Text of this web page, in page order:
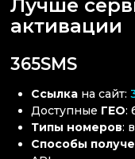
Лучше
активации
365SMS
Ссылка на сайт:
Доступные ГЕО:
Типы номеров:
Способы